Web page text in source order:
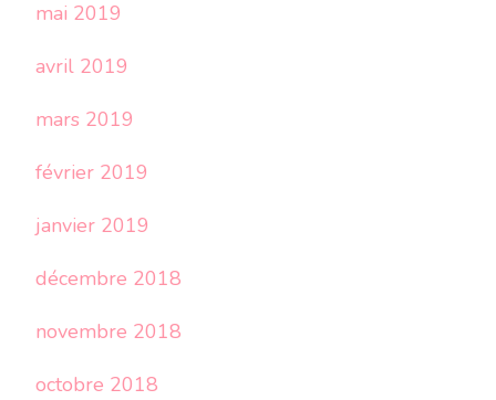
mai 2019
avril 2019
mars 2019
février 2019
janvier 2019
décembre 2018
novembre 2018
octobre 2018